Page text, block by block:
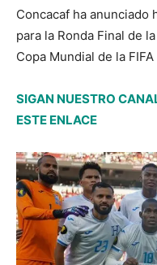
Concacaf ha anunciado
para la Ronda Final de
Copa Mundial de la FIFA
SIGAN NUESTRO
ESTE ENLACE